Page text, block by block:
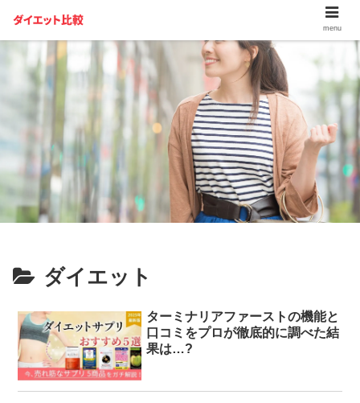
ダイエット
ターミナリアファーストの機能と
口コミをプロが徹底的に調べた結
果は…?
menu